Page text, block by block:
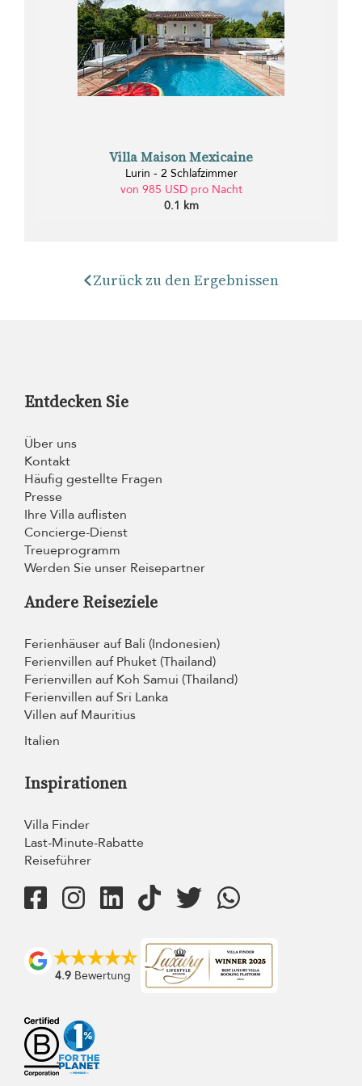
Villa Maison Mexicaine
Lurin - 2 Schlafzimmer
von 985 USD pro Nacht
0.1 km
Zurück zu den Ergebnissen
Entdecken Sie
Über uns
Kontakt
Häufig gestellte Fragen
Presse
Ihre Villa auflisten
Concierge-Dienst
Treueprogramm
Werden Sie unser Reisepartner
Andere Reiseziele
Ferienhäuser auf Bali (Indonesien)
Ferienvillen auf Phuket (Thailand)
Ferienvillen auf Koh Samui (Thailand)
Ferienvillen auf Sri Lanka
Villen auf Mauritius
Italien
Inspirationen
Villa Finder
Last-Minute-Rabatte
Reiseführer
4.9 Bewertung